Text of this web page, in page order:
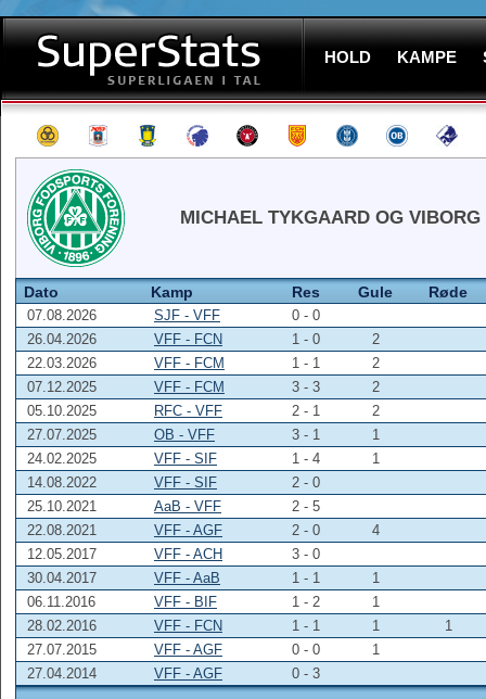
HOLD KAMPE
MICHAEL TYKGAARD OG VIBORG
Dato Kamp Res Gule Røde
07.08.2026 SJF - VFF
0 - 0
26.04.2026
VFF - FCN 1 - 0
2
22.03.2026
VFF - FCM 1 - 1
2
07.12.2025
VFF - FCM 3 - 3
2
05.10.2025
RFC - VFF 2 - 1
2
27.07.2025
OB - VFF 3 - 1
1
24.02.2025
VFF - SIF 1 - 4
1
14.08.2022
VFF - SIF
2 - 0
25.10.2021
AaB - VFF
2 - 5
22.08.2021
VFF - AGF 2 - 0
4
12.05.2017
VFF - ACH
3 - 0
30.04.2017
VFF - AaB 1 - 1
1
06.11.2016
VFF - BIF 1 - 2
1
28.02.2016
VFF - FCN 1 - 1 1
1
27.07.2015
VFF - AGF 0 - 0
1
27.04.2014
VFF - AGF 0 - 3